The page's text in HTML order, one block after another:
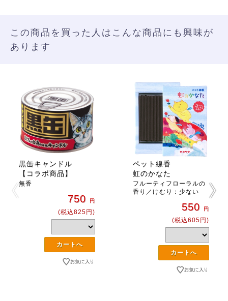
この商品を買った人はこんな商品にも興味が
あります
黒缶キャンドル
【コラボ商品】
無香
750 円
(税込825円)
ペット線香
虹のかなた
フルーティフローラルの
香り／けむり：少ない
550 円
(税込605円)